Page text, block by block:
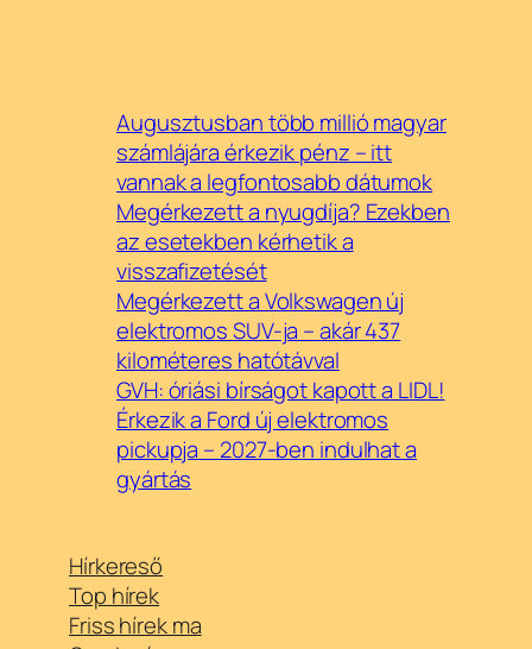
Augusztusban több millió magyar
számlájára érkezik pénz – itt
vannak a legfontosabb dátumok
Megérkezett a nyugdíja? Ezekben
az esetekben kérhetik a
visszafizetését
Megérkezett a Volkswagen új
elektromos SUV-ja – akár 437
kilométeres hatótávval
GVH: óriási bírságot kapott a LIDL!
Érkezik a Ford új elektromos
pickupja – 2027-ben indulhat a
gyártás
Hírkereső
Top hírek
Friss hírek ma